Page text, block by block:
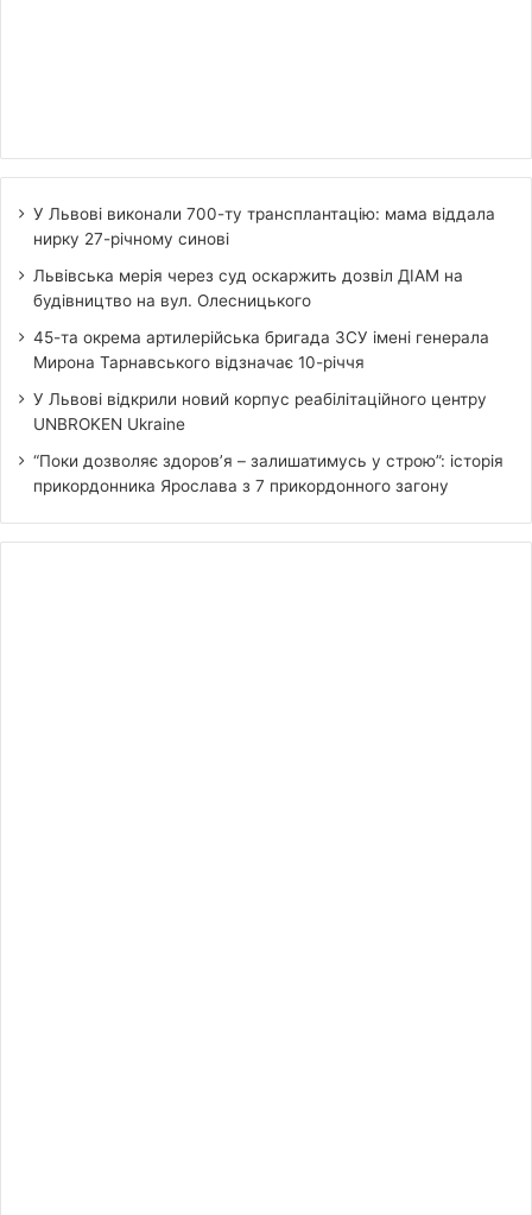
У Львові виконали 700-ту трансплантацію: мама віддала
нирку 27-річному синові
Львівська мерія через суд оскаржить дозвіл ДІАМ на
будівництво на вул. Олесницького
45-та окрема артилерійська бригада ЗСУ імені генерала
Мирона Тарнавського відзначає 10-річчя
У Львові відкрили новий корпус реабілітаційного центру
UNBROKEN Ukraine
“Поки дозволяє здоров’я – залишатимусь у строю”: історія
прикордонника Ярослава з 7 прикордонного загону